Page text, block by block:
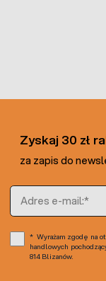
Zyskaj 30 zł
za zapis do
Adres e-mail
Wyrażam zgodę na
handlowych
814 Blizanów.